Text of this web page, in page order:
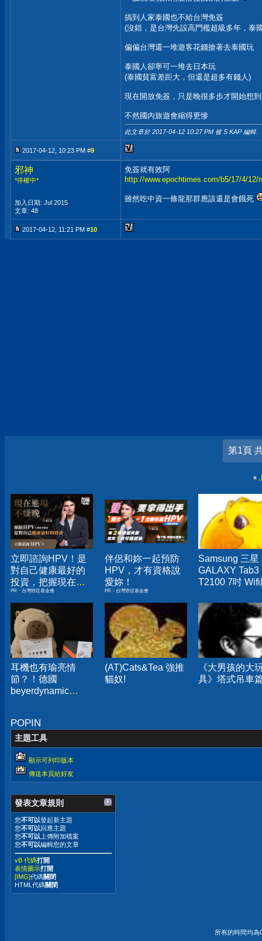
搞到人家泰國也不給台灣免簽
(沒錯，是台灣先設高門檻超級多年，泰
偏偏台灣還一堆遊客花錢搶著去泰國玩
泰國人卻寧可一堆去日本玩
(泰國貧富差距大，但還是超多有錢人)
現在開放免簽，只是晚很多步才開始想
不然國內旅遊會縮得更慘
此文章於 2017-04-12 10:27 PM 被 S KAP 編輯.
2017-04-12, 10:23 PM #9
邪神
*停權中*
加入日期: Jul 2015
文章: 48
免簽就有效阿
http://www.epochtimes.com/b5/17/4/12/
雖然吃中資一條龍那群應該還是會餓死
2017-04-12, 11:21 PM #10
第1頁
«
立即諮詢HPV！是
對自己健康最好的
投資，把握現在不
嫌晚！
PR・台灣癌症基金會
伴侶和妳一起預防
HPV，才有資格說
愛妳！
PR・台灣癌症基金會
Samsung 三星
GALAXY Tab3
T2100 7吋 Wifi
耳機也有瑜亮情
節？！德國
beyerdynamic
箱分享
(AT)Cats&Tea 強推
貓奴!
《大男孩的大
具》塔式吊車
POPIN
主題工具
顯示可列印版本
傳送本頁給好友
發表文章規則
您不可以發起新主題
您不可以 回應主題
您不可以 上傳附加檔案
您不可以編輯您的文章
vB 代碼打開
表情圖示打開
[IMG]代碼關閉
HTML代碼關閉
所有的時間均為